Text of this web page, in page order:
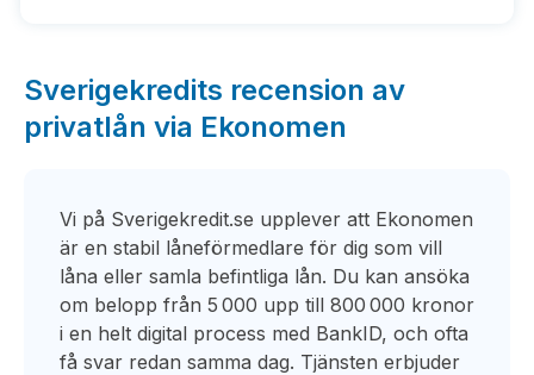
Sverigekredits recension av
privatlån via Ekonomen
Vi på Sverigekredit.se upplever att Ekonomen
är en stabil låneförmedlare för dig som vill
låna eller samla befintliga lån. Du kan ansöka
om belopp från 5 000 upp till 800 000 kronor
i en helt digital process med BankID, och ofta
få svar redan samma dag. Tjänsten erbjuder